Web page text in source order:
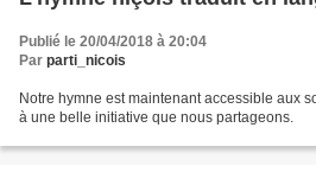
Publié le 20/04/2018 à 20:04
Par parti_nicois
Notre hymne est maintenant accessible aux
à une belle initiative que nous partageons.